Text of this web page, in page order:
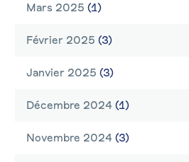
Mars 2025 (1)
Février 2025 (3)
Janvier 2025 (3)
Décembre 2024 (1)
Novembre 2024 (3)